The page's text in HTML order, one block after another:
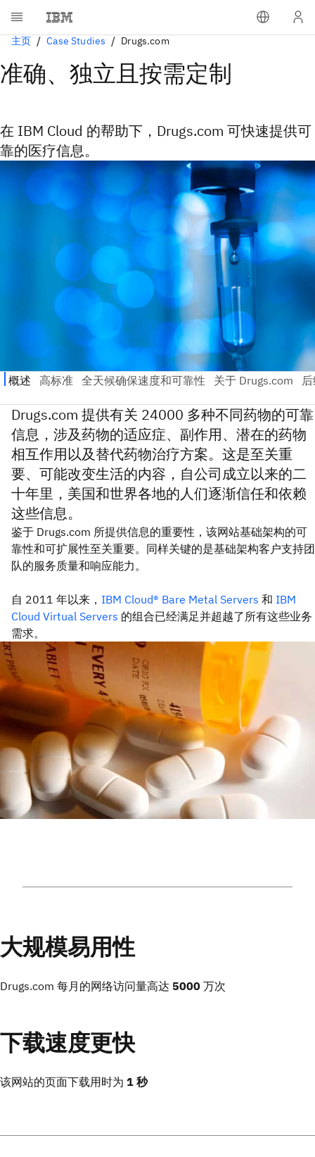
主页 Case Studies Drugs.com
准确、独立且按需定制
在 IBM Cloud 的帮助下，Drugs.com 可快速提供可
靠的医疗信息。
Drugs.com 提供有关 24000 多种不同药物的可靠
信息，涉及药物的适应症、副作用、潜在的药物
相互作用以及替代药物治疗方案。这是至关重
要、可能改变生活的内容，自公司成立以来的二
十年里，美国和世界各地的人们逐渐信任和依赖
这些信息。
鉴于 Drugs.com 所提供信息的重要性，该网站基础架构的可
靠性和可扩展性至关重要。同样关键的是基础架构客户支持团
队的服务质量和响应能力。
自 2011 年以来， IBM Cloud® Bare Metal Servers 和 IBM
Cloud Virtual Servers 的组合已经满足并超越了所有这些业务
需求。
大规模易用性
Drugs.com 每月的网络访问量高达 5000 万次
下载速度更快
该网站的页面下载用时为 1 秒